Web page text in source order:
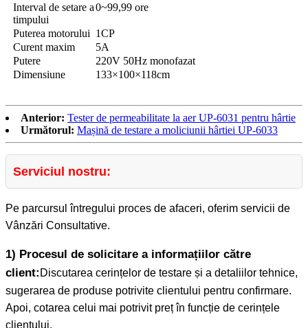
Interval de setare a
timpului
0~99,99 ore
Puterea motorului 1CP
Curent maxim
5A
Putere
220V 50Hz monofazat
Dimensiune
133×100×118cm
Anterior: Tester de permeabilitate la aer UP-6031 pentru hârtie
Următorul: Mașină de testare a moliciunii hârtiei UP-6033
Serviciul nostru:
Pe parcursul întregului proces de afaceri, oferim servicii de
Vânzări Consultative.
1) Procesul de solicitare a informațiilor către
client: Discutarea cerințelor de testare și a detaliilor tehnice,
sugerarea de produse potrivite clientului pentru confirmare.
Apoi, cotarea celui mai potrivit preț în funcție de cerințele
clientului.